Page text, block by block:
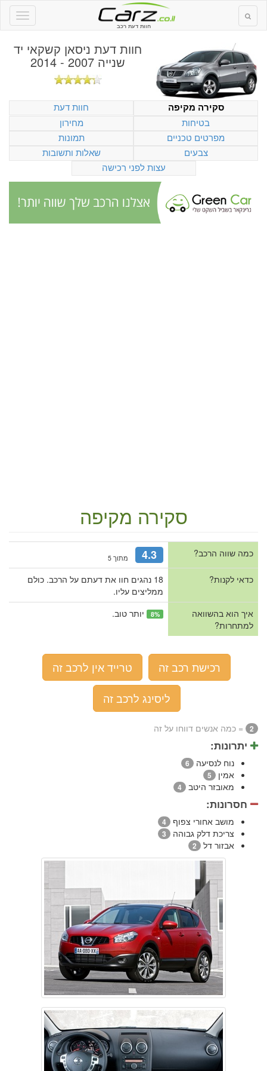
חוות דעת רכב
חוות דעת ניסאן קשקאי יד
שנייה 2007 - 2014
סקירה מקיפה
חוות דעת
בטיחות
מחירון
מפרטים טכניים
תמונות
צבעים
שאלות ותשובות
עצות לפני רכישה
סקירה מקיפה
כמה שווה הרכב? 4.3 מתוך 5
כדאי לקנות?
18 נהגים חוו את דעתם על הרכב. כולם
ממליצים עליו.
איך הוא בהשוואה
למתחרות?
8% יותר טוב.
רכישת רכב זה
טרייד אין לרכב זה
ליסינג לרכב זה
2 = כמה אנשים דווחו על זה
יתרונות:
נוח לנסיעה 6
אמין 5
מאובזר היטב 4
חסרונות:
מושב אחורי צפוף 4
צריכת דלק גבוהה 3
אבזור דל 2